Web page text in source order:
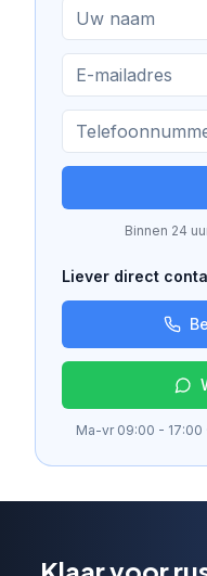
Binnen 24
Liever direct
Ma-vr 09:00 - 17:00